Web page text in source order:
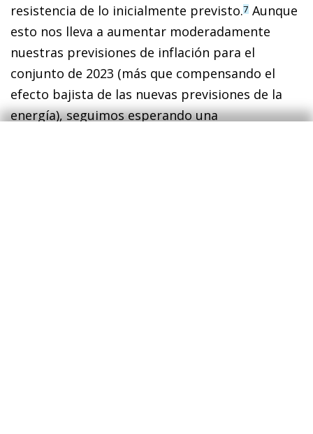
resistencia de lo inicialmente previsto.7 Aunque
esto nos lleva a aumentar moderadamente
nuestras previsiones de inflación para el
conjunto de 2023 (más que compensando el
efecto bajista de las nuevas previsiones de la
energía), seguimos esperando una